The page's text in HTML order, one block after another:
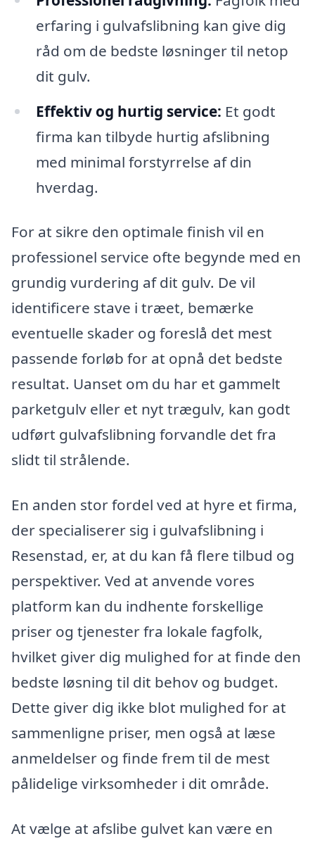
erfaring i gulvafslibning kan give dig
råd om de bedste løsninger til netop
dit gulv.
Effektiv og hurtig service: Et godt
firma kan tilbyde hurtig afslibning
med minimal forstyrrelse af din
hverdag.
For at sikre den optimale finish vil en
professionel service ofte begynde med en
grundig vurdering af dit gulv. De vil
identificere stave i træet, bemærke
eventuelle skader og foreslå det mest
passende forløb for at opnå det bedste
resultat. Uanset om du har et gammelt
parketgulv eller et nyt trægulv, kan godt
udført gulvafslibning forvandle det fra
slidt til strålende.
En anden stor fordel ved at hyre et firma,
der specialiserer sig i gulvafslibning i
Resenstad, er, at du kan få flere tilbud og
perspektiver. Ved at anvende vores
platform kan du indhente forskellige
priser og tjenester fra lokale fagfolk,
hvilket giver dig mulighed for at finde den
bedste løsning til dit behov og budget.
Dette giver dig ikke blot mulighed for at
sammenligne priser, men også at læse
anmeldelser og finde frem til de mest
pålidelige virksomheder i dit område.
At vælge at afslibe gulvet kan være en